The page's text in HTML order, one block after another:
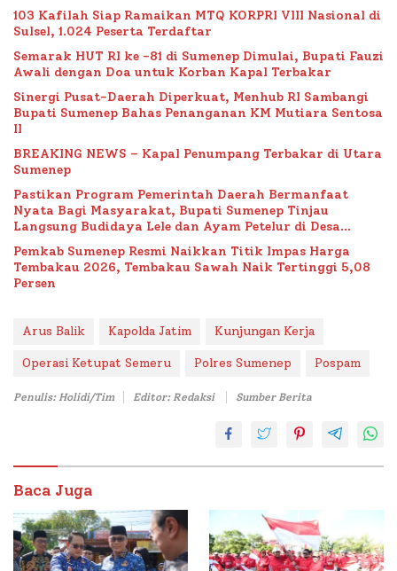
103 Kafilah Siap Ramaikan MTQ KORPRI VIII Nasional di
Sulsel, 1.024 Peserta Terdaftar
Semarak HUT RI ke -81 di Sumenep Dimulai, Bupati Fauzi
Awali dengan Doa untuk Korban Kapal Terbakar
Sinergi Pusat-Daerah Diperkuat, Menhub RI Sambangi
Bupati Sumenep Bahas Penanganan KM Mutiara Sentosa
II
BREAKING NEWS – Kapal Penumpang Terbakar di Utara
Sumenep
Pastikan Program Pemerintah Daerah Bermanfaat
Nyata Bagi Masyarakat, Bupati Sumenep Tinjau
Langsung Budidaya Lele dan Ayam Petelur di Desa
Pemkab Sumenep Resmi Naikkan Titik Impas Harga
Tembakau 2026, Tembakau Sawah Naik Tertinggi 5,08
Persen
Arus Balik Kapolda Jatim Kunjungan Kerja
Operasi Ketupat Semeru Polres Sumenep Pospam
Penulis: Holidi/Tim Editor: Redaksi Sumber Berita
Baca Juga